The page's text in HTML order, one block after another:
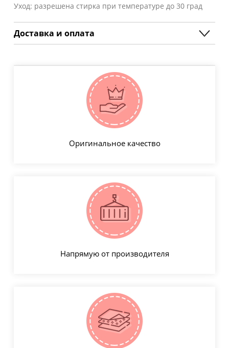
Уход: разрешена стирка при температуре до 30 град
Доставка и оплата
Оригинальное качество
Напрямую от производителя